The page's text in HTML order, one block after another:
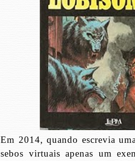
Em 2014, quando escrevia
sebos virtuais apenas um